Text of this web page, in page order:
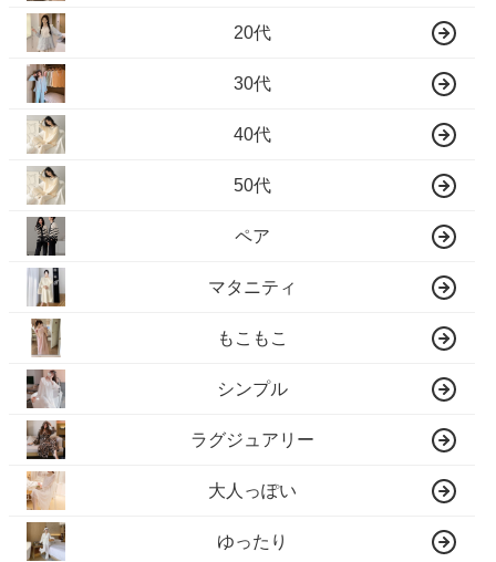
20代
30代
40代
50代
ペア
マタニティ
もこもこ
シンプル
ラグジュアリー
大人っぽい
ゆったり